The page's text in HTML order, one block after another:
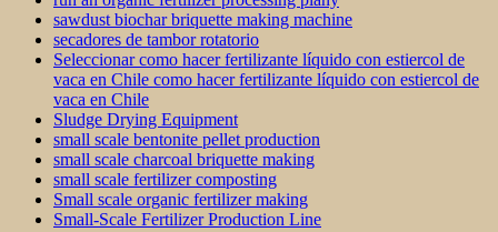
sawdust biochar briquette making machine
secadores de tambor rotatorio
Seleccionar como hacer fertilizante líquido con estiercol de
vaca en Chile como hacer fertilizante líquido con estiercol de
vaca en Chile
Sludge Drying Equipment
small scale bentonite pellet production
small scale charcoal briquette making
small scale fertilizer composting
Small scale organic fertilizer making
Small-Scale Fertilizer Production Line